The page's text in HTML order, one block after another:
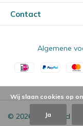
Contact
© 2026 - Powered by
Algemene
Wij slaan cookies op
Ja